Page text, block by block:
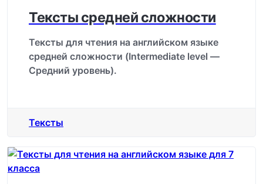
Тексты средней сложности
Тексты для чтения на английском языке
средней сложности (Intermediate level —
Средний уровень).
Тексты